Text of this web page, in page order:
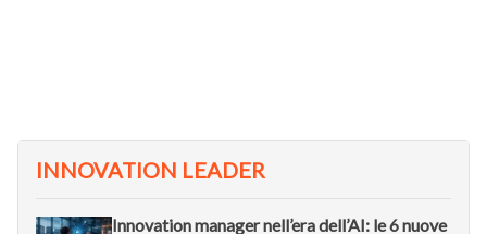
INNOVATION LEADER
Innovation manager nell’era dell’AI: le 6 nuove